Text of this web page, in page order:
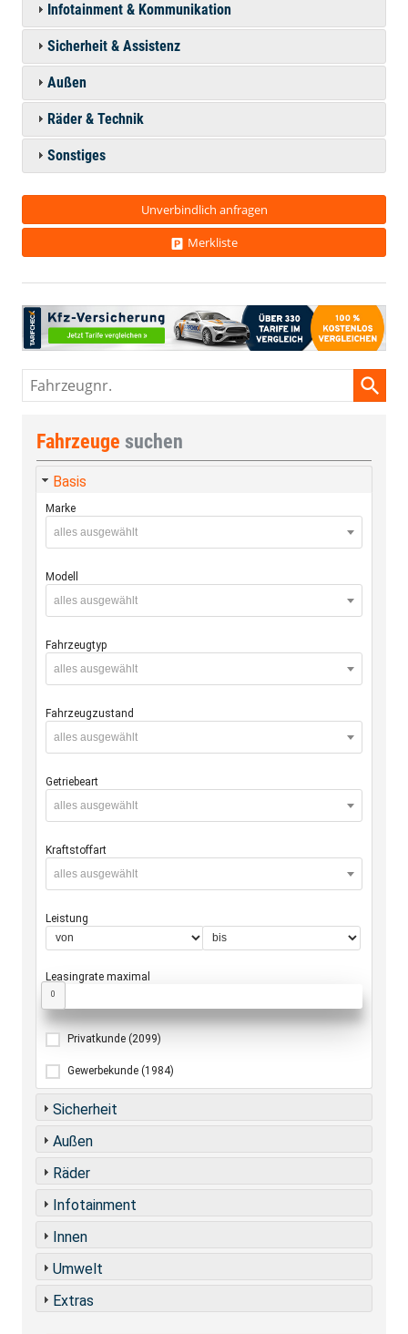
Infotainment & Kommunikation
Sicherheit & Assistenz
Außen
Räder & Technik
Sonstiges
Unverbindlich anfragen
Merkliste
Fahrzeugnr.
Fahrzeuge suchen
Basis
Marke
alles ausgewählt
Modell
alles ausgewählt
Fahrzeugtyp
alles ausgewählt
Fahrzeugzustand
alles ausgewählt
Getriebeart
alles ausgewählt
Kraftstoffart
alles ausgewählt
Leistung
Leasingrate maximal
0
Privatkunde (2099)
Gewerbekunde (1984)
Sicherheit
Außen
Räder
Infotainment
Innen
Umwelt
Extras